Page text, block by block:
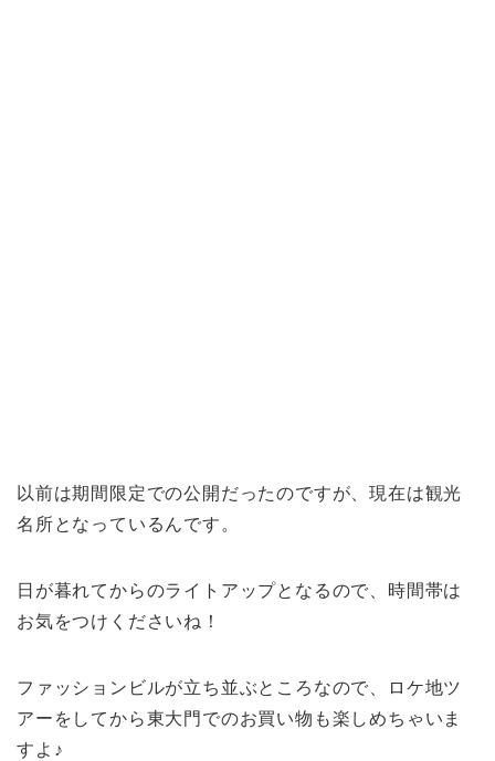
以前は期間限定での公開だったのですが、現在は観光
名所となっているんです。
日が暮れてからのライトアップとなるので、時間帯は
お気をつけくださいね！
ファッションビルが立ち並ぶところなので、ロケ地ツ
アーをしてから東大門でのお買い物も楽しめちゃいま
すよ♪